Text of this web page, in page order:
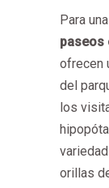
Para
paseos
ofrecen
del
los
orillas